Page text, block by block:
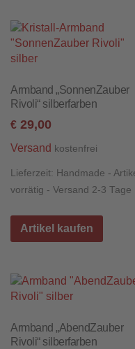
Armband „SonnenZauber
Rivoli“ silberfarben
€ 29,00
Versand kostenfrei
Lieferzeit: Handmade -
vorrätig - Versand 2-3 Tage
Artikel kaufen
Armband „AbendZauber
Rivoli“ silberfarben